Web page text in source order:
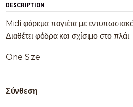
DESCRIPTION
Midi φόρεμα παγιέτα με
Διαθέτει φόδρα και σχίσιμο στο πλάι.
One Size
Σύνθεση